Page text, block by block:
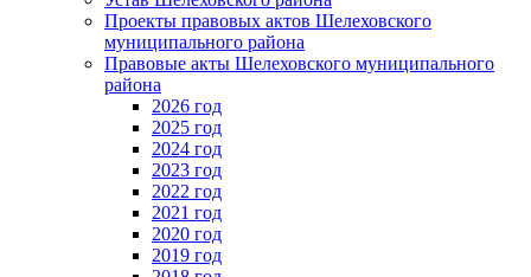
Проекты правовых актов Шелеховского
муниципального района
Правовые акты Шелеховского муниципального
района
2026 год
2025 год
2024 год
2023 год
2022 год
2021 год
2020 год
2019 год